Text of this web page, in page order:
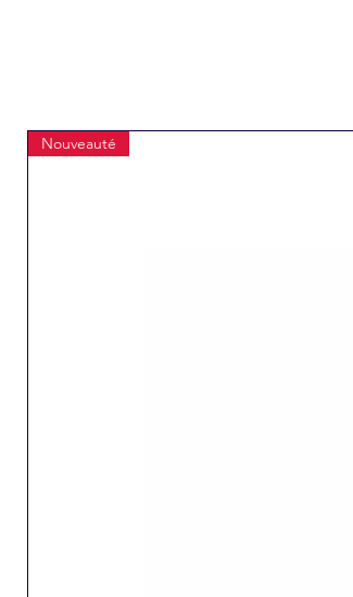
Nouveauté